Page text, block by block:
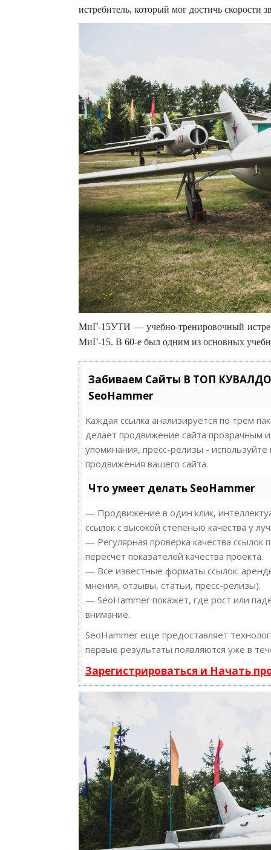
истребитель, который мог достичь скорости
МиГ-15УТИ — учебно-тренировочный
МиГ-15. В 60-е был одним из основных
Забиваем Сайты В ТОП
SeoHammer
Каждая ссылка анализируется по трем
делает продвижение сайта прозрачным
упоминания, пресс-релизы -
продвижения вашего сайта.
Что умеет делать SeoHammer
— Продвижение в один клик,
ссылок с высокой степенью качества у
— Регулярная проверка качества
пересчет показателей качества проекта.
— Все известные форматы ссылок:
мнения, отзывы, статьи, пресс-релизы).
— SeoHammer покажет, где рост или
внимание.
SeoHammer еще предоставляет
первые результаты появляются уже в
Зарегистрироваться и Начать